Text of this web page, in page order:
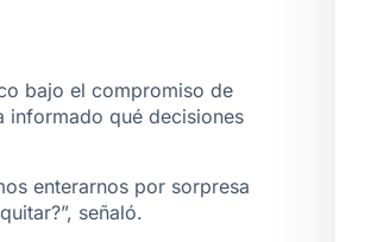
bajo el compromiso de
informado qué decisiones
enterarnos por sorpresa
señaló.